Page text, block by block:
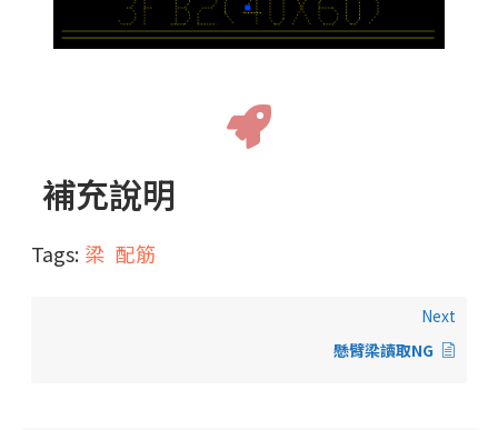
補充說明
Tags: 梁 配筋
Next
懸臂梁讀取NG